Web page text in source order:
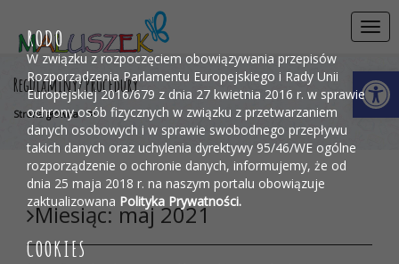
RODO
W związku z rozpoczęciem obowiązywania przepisów
Rozporządzenia Parlamentu Europejskiego i Rady Unii
Europejskiej 2016/679 z dnia 27 kwietnia 2016 r. w sprawie
ochrony osób fizycznych w związku z przetwarzaniem
danych osobowych i w sprawie swobodnego przepływu
takich danych oraz uchylenia dyrektywy 95/46/WE ogólne
rozporządzenie o ochronie danych, informujemy, że od
dnia 25 maja 2018 r. na naszym portalu obowiązuje
zaktualizowana Polityka Prywatności.
COOKIES
Regulaminy/Procedury
Strona główna >
Miesiąc:maj 2021